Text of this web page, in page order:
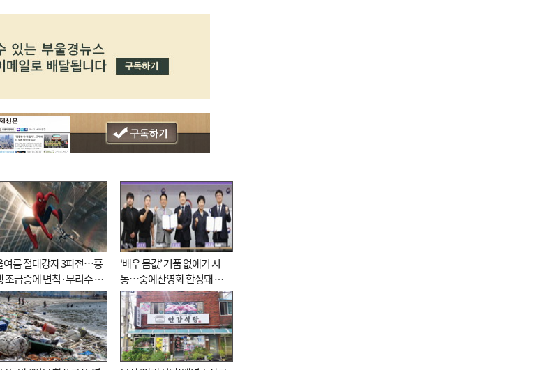
여름 절대강자 3파전…흥
조급증에 변칙·무리수 마
팅도
‘배우 몸값’ 거품 없애기 시
동…중예산영화 한정돼 실
효성 의문도